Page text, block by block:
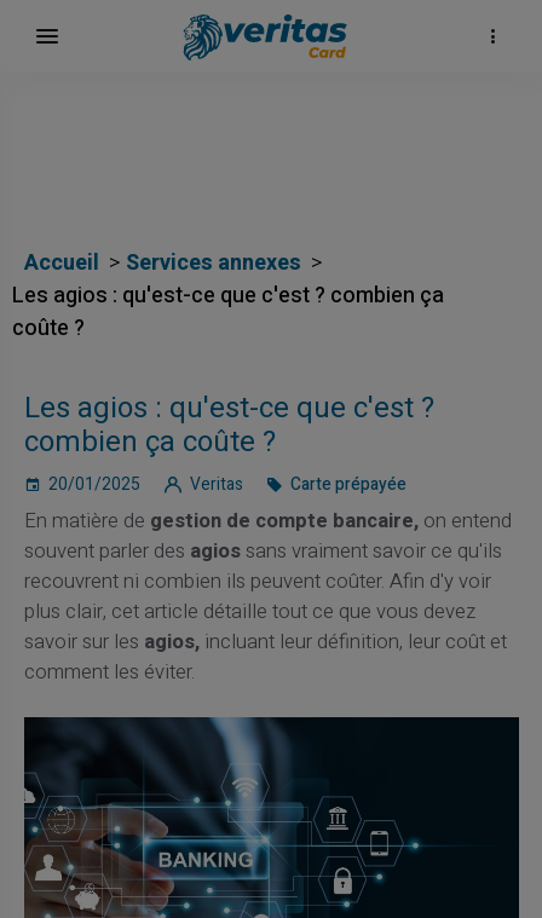
Accueil
Services annexes
Les agios : qu'est-ce que c'est ? combien ça
coûte ?
Les agios : qu'est-ce que c'est ?
combien ça coûte ?
20/01/2025 Veritas Carte prépayée
En matière de gestion de compte bancaire,on entend
souvent parler des agiossans vraiment savoir ce qu'ils
recouvrent ni combien ils peuvent coûter. Afin d'y voir
plus clair, cet article détaille tout ce que vous devez
savoir sur les agios,incluant leur définition, leur coût et
comment les éviter.